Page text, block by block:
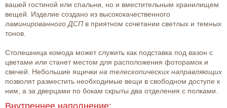
вашей гостиной или спальни, но и вместительным хранилищем
вещей. Изделие создано из высококачественного
ламинированного ДСП в приятном сочетании светлых и темных
тонов.
Столешница комода может служить как подставка под вазон с
цветами или станет местом для расположения фоторамок и
свечей. Небольшие ящички на телескопических направляющих
позволят разместить необходимые вещи в свободном доступе к
ним, а за дверцами по бокам скрыты два отделения с полками.